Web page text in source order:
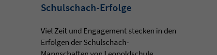
Schulschach-Erfolge
Viel Zeit und Engagement stecken in den
Erfolgen der Schulschach-